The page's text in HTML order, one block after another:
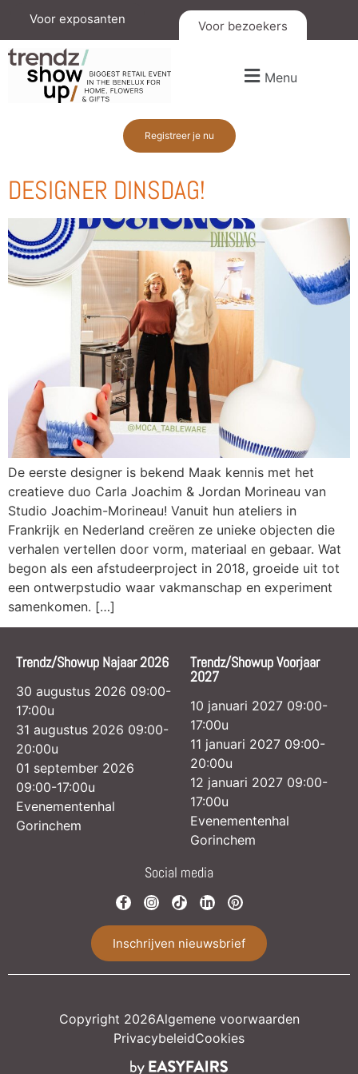
Voor exposanten Voor bezoekers
Menu
Registreer je nu
DESIGNER DINSDAG!
De eerste designer is bekend Maak kennis met het
creatieve duo Carla Joachim & Jordan Morineau van
Studio Joachim-Morineau! Vanuit hun ateliers in
Frankrijk en Nederland creëren ze unieke objecten die
verhalen vertellen door vorm, materiaal en gebaar. Wat
begon als een afstudeerproject in 2018, groeide uit tot
een ontwerpstudio waar vakmanschap en experiment
samenkomen. […]
Trendz/Showup Najaar 2026
30 augustus 2026 09:00-
17:00u
31 augustus 2026 09:00-
20:00u
01 september 2026
09:00-17:00u
Evenementenhal
Gorinchem
Trendz/Showup Voorjaar
2027
10 januari 2027 09:00-
17:00u
11 januari 2027 09:00-
20:00u
12 januari 2027 09:00-
17:00u
Evenementenhal
Gorinchem
Social media
Inschrijven nieuwsbrief
Copyright 2026Algemene voorwaarden
PrivacybeleidCookies